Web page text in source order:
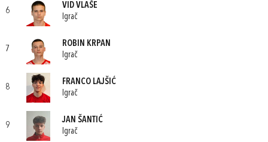
6
VID VLAŠE
Igrač
7
ROBIN KRPAN
Igrač
8
FRANCO LAJŠIĆ
Igrač
9
JAN ŠANTIĆ
Igrač